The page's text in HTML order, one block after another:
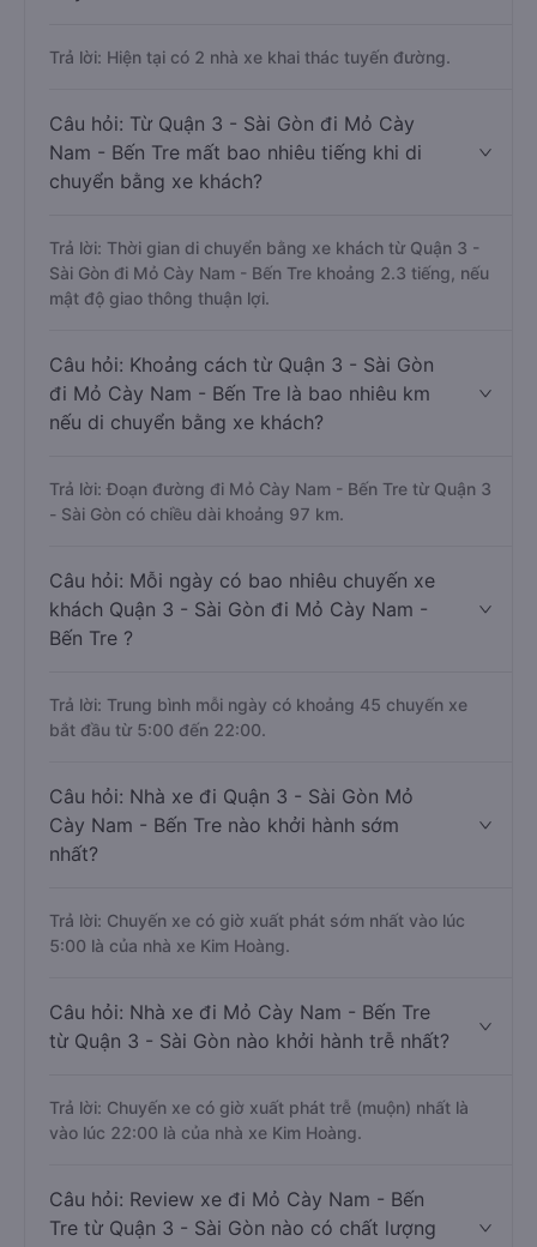
Trả lời: Hiện tại có 2 nhà xe khai thác tuyến đường.
Câu hỏi: Từ Quận 3 - Sài Gòn đi Mỏ Cày
Nam - Bến Tre mất bao nhiêu tiếng khi di
chuyển bằng xe khách?
Trả lời: Thời gian di chuyển bằng xe khách từ Quận 3 -
Sài Gòn đi Mỏ Cày Nam - Bến Tre khoảng 2.3 tiếng, nếu
mật độ giao thông thuận lợi.
Câu hỏi: Khoảng cách từ Quận 3 - Sài Gòn
đi Mỏ Cày Nam - Bến Tre là bao nhiêu km
nếu di chuyển bằng xe khách?
Trả lời: Đoạn đường đi Mỏ Cày Nam - Bến Tre từ Quận 3
- Sài Gòn có chiều dài khoảng 97 km.
Câu hỏi: Mỗi ngày có bao nhiêu chuyến xe
khách Quận 3 - Sài Gòn đi Mỏ Cày Nam -
Bến Tre ?
Trả lời: Trung bình mỗi ngày có khoảng 45 chuyến xe
bắt đầu từ 5:00 đến 22:00.
Câu hỏi: Nhà xe đi Quận 3 - Sài Gòn Mỏ
Cày Nam - Bến Tre nào khởi hành sớm
nhất?
Trả lời: Chuyến xe có giờ xuất phát sớm nhất vào lúc
5:00 là của nhà xe Kim Hoàng.
Câu hỏi: Nhà xe đi Mỏ Cày Nam - Bến Tre
từ Quận 3 - Sài Gòn nào khởi hành trễ nhất?
Trả lời: Chuyến xe có giờ xuất phát trễ (muộn) nhất là
vào lúc 22:00 là của nhà xe Kim Hoàng.
Câu hỏi: Review xe đi Mỏ Cày Nam - Bến
Tre từ Quận 3 - Sài Gòn nào có chất lượng